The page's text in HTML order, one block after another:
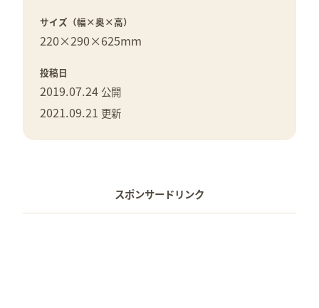
サイズ（幅×奥×高）
220×290×625mm
投稿日
2019.07.24 公開
2021.09.21 更新
スポンサードリンク